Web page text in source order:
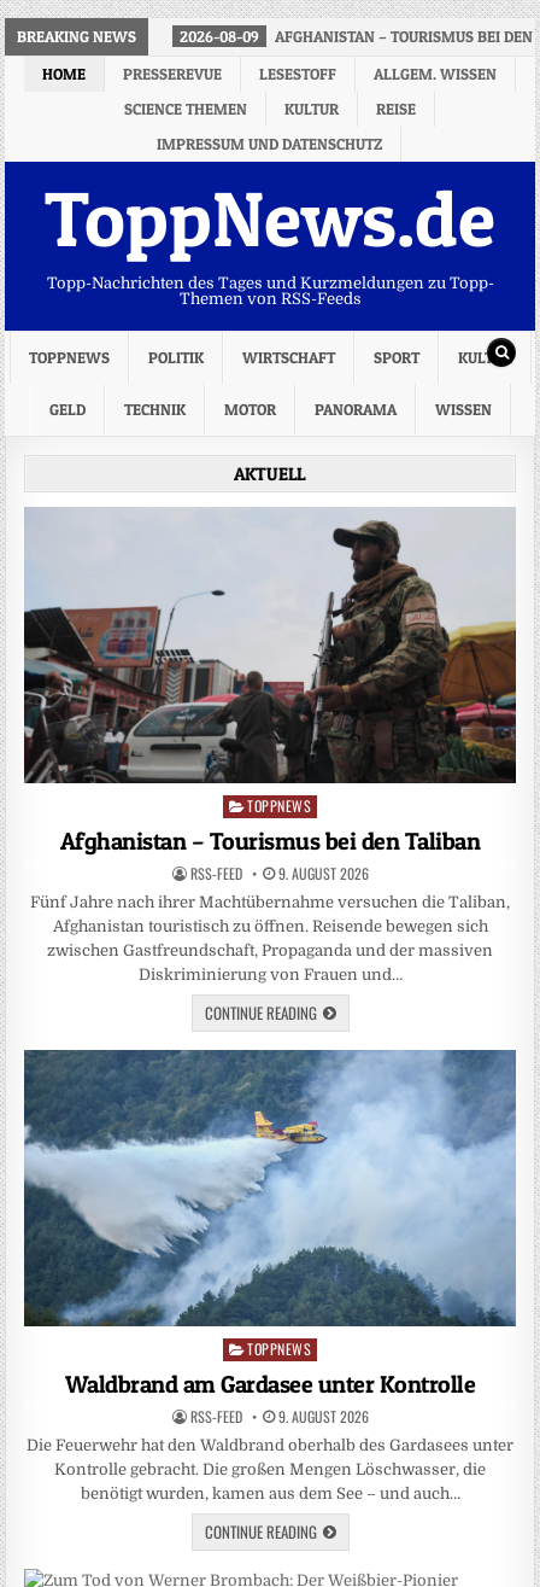
BREAKING NEWS 2026-08-09
AFGHANISTAN – TOURISMUS BEI DEN
HOME
PRESSEREVUE LESESTOFF
ALLGEM. WISSEN
SCIENCE THEMEN
KULTUR
REISE
IMPRESSUM UND DATENSCHUTZ
ToppNews.de
Topp-Nachrichten des Tages und Kurzmeldungen zu Topp-
Themen von RSS-Feeds
TOPPNEWS POLITIK WIRTSCHAFT SPORT KULTUR
GELD TECHNIK MOTOR PANORAMA WISSEN
AKTUELL
Posted
in
TOPPNEWS
Afghanistan – Tourismus bei den Taliban
RSS-FEED 9. AUGUST 2026
Fünf Jahre nach ihrer Machtübernahme versuchen die Taliban,
Afghanistan touristisch zu öffnen. Reisende bewegen sich
zwischen Gastfreundschaft, Propaganda und der massiven
Diskriminierung von Frauen und…
CONTINUE READING
Posted
in
TOPPNEWS
Waldbrand am Gardasee unter Kontrolle
RSS-FEED 9. AUGUST 2026
Die Feuerwehr hat den Waldbrand oberhalb des Gardasees unter
Kontrolle gebracht. Die großen Mengen Löschwasser, die
benötigt wurden, kamen aus dem See – und auch…
CONTINUE READING